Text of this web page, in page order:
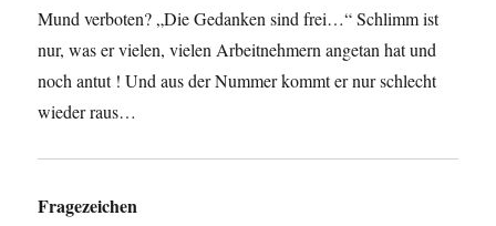
Mund verboten? „Die Gedanken sind frei…“ Schlimm ist
nur, was er vielen, vielen Arbeitnehmern angetan hat und
noch antut ! Und aus der Nummer kommt er nur schlecht
wieder raus…
Fragezeichen